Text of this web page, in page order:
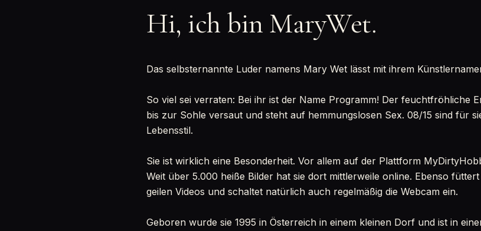
Hi, ich bin MaryWet.
Das selbsternannte Luder namens Mary Wet lässt mit ihrem
So viel sei verraten: Bei ihr ist der Name Programm! Der feuchtfröhliche
bis zur Sohle versaut und steht auf hemmungslosen Sex. 08/15 sind für
Lebensstil.
Sie ist wirklich eine Besonderheit. Vor allem auf der Plattform
Weit über 5.000 heiße Bilder hat sie dort mittlerweile online. Ebenso
geilen Videos und schaltet natürlich auch regelmäßig die Webcam ein.
Geboren wurde sie 1995 in Österreich in einem kleinen Dorf und ist in